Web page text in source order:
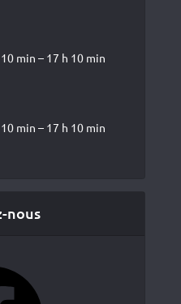
min – 17 h 10 min
min – 17 h 10 min
nous